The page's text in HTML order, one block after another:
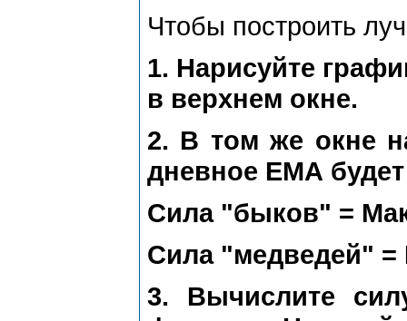
Чтобы построить
1. Нарисуйте
в верхнем окне.
2. В том же окне
дневное ЕМА
Сила "быков" =
Сила "медведей"
3. Вычислите